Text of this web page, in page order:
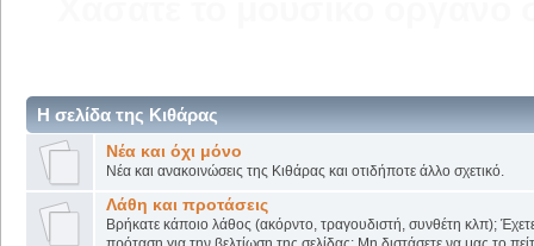
Η σελίδα της Κιθάρας
Νέα και όχι μόνο
Νέα και ανακοινώσεις της Κιθάρας και οτιδήποτε άλλο σχετικό.
Λάθη και προτάσεις
Βρήκατε κάποιο λάθος (ακόρντο, τραγουδιστή, συνθέτη κλπ);